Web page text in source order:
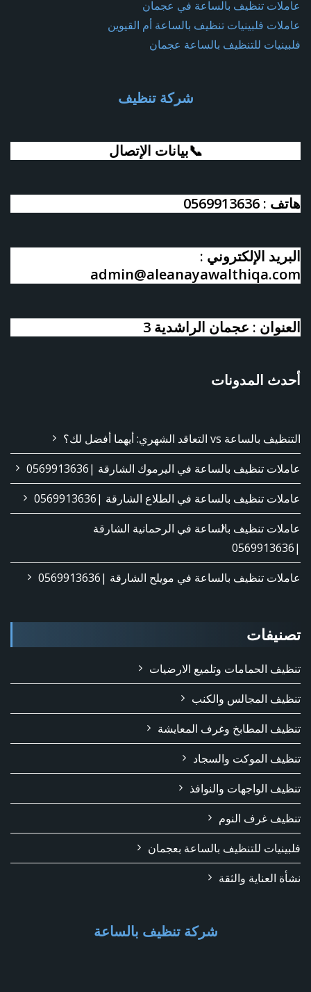
عاملات تنظيف بالساعة في عجمان
عاملات فلبينيات تنظيف بالساعة أم القيوين
فلبينيات للتنظيف بالساعة عجمان
شركة تنظيف
📞بيانات الإتصال
هاتف : 0569913636
البريد الإلكتروني :
admin@aleanayawalthiqa.com
العنوان : عجمان الراشدية 3
أحدث المدونات
التنظيف بالساعة vs التعاقد الشهري: أيهما أفضل لك؟
عاملات تنظيف بالساعة في اليرموك الشارقة |0569913636
عاملات تنظيف بالساعة في الطلاع الشارقة |0569913636
عاملات تنظيف بالساعة في الرحمانية الشارقة
|0569913636
عاملات تنظيف بالساعة في مويلح الشارقة |0569913636
تصنيفات
تنظيف الحمامات وتلميع الارضيات
تنظيف المجالس والكنب
تنظيف المطابخ وغرف المعايشة
تنظيف الموكت والسجاد
تنظيف الواجهات والنوافذ
تنظيف غرف النوم
فلبينيات للتنظيف بالساعة بعجمان
نشأة العناية والثقة
شركة تنظيف بالساعة